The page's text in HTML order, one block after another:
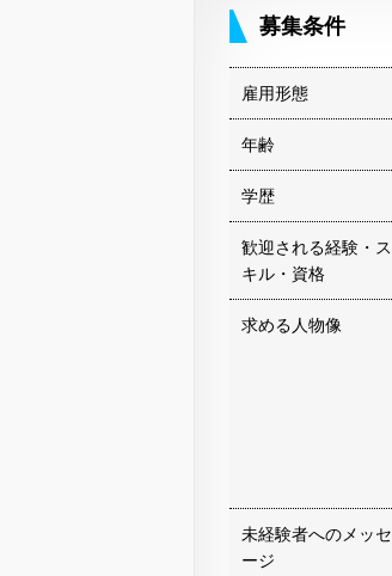
募集条件
雇用形態
年齢
学歴
歓迎される経験・ス
キル・資格
求める人物像
未経験者へのメッセ
ージ